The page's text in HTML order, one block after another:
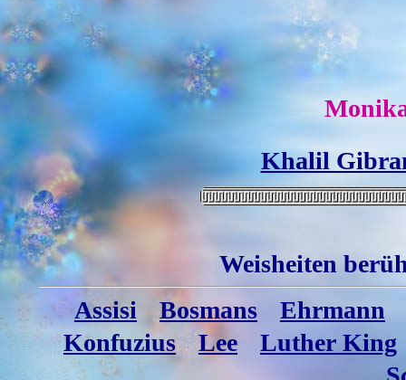
Khalil
Weisheiten
Assisi
Bosmans
Ehrmann
Konfuzius
Lee
Luther King